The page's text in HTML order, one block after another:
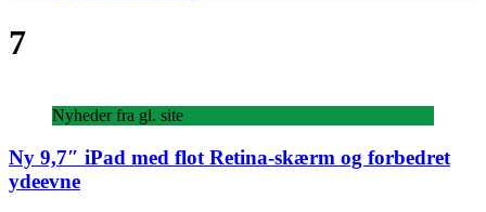
7
Nyheder fra gl. site
Ny 9,7″ iPad med flot Retina-skærm og forbedret
ydeevne